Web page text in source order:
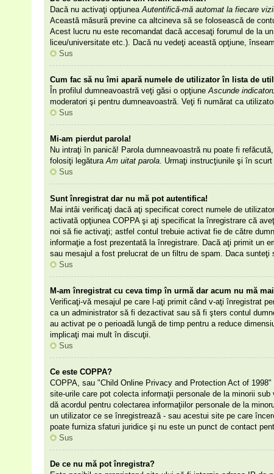
Dacă nu activaţi opţiunea Autentifică-mă automat la fiecare
Această măsură previne ca altcineva să se folosească de
Acest lucru nu este recomandat dacă accesaţi forumul de la
liceu/universitate etc.). Dacă nu vedeţi această opţiune,
Sus
Cum fac să nu îmi apară numele de utilizator în lista de
În profilul dumneavoastră veţi găsi o opţiuneAscunde
moderatori şi pentru dumneavoastră. Veţi fi numărat ca
Sus
Mi-am pierdut parola!
Nu intraţi în panică! Parola dumneavoastră nu poate fi
folosiţi legăturaAm uitat parola. Urmaţi instrucţiunile şi în
Sus
Sunt înregistrat dar nu mă pot autentifica!
Mai intâi verificaţi dacă aţi specificat corect numele de
activată opţiunea COPPA şi aţi specificat la înregistrare că
noi să fie activaţi; astfel contul trebuie activat fie de către
informaţie a fost prezentată la înregistrare. Dacă aţi primit un
sau mesajul a fost prelucrat de un filtru de spam. Daca
Sus
M-am înregistrat cu ceva timp în urmă dar acum nu mă
Verificaţi-vă mesajul pe care l-aţi primit când v-aţi înregistrat
ca un administrator să fi dezactivat sau să fi şters contul
au activat pe o perioadă lungă de timp pentru a reduce
implicaţi mai mult în discuţii.
Sus
Ce este COPPA?
COPPA, sau "Child Online Privacy and Protection Act of
site-urile care pot colecta informaţii personale de la minorii
dă acordul pentru colectarea informaţiilor personale de la
un utilizator ce se înregistrează - sau acestui site pe care
poate furniza sfaturi juridice şi nu este un punct de contact
Sus
De ce nu mă pot înregistra?